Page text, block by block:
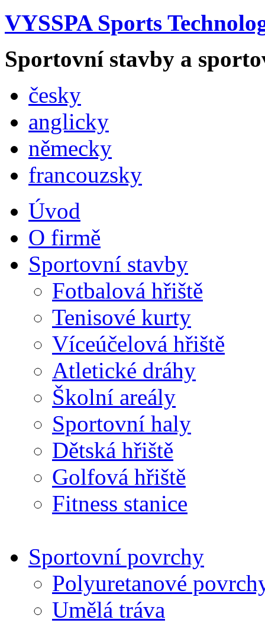
VYSSPA Sports
Sportovní stavby a
česky
anglicky
německy
francouzsky
Úvod
O firmě
Sportovní stavby
Fotbalová hřiště
Tenisové kurty
Víceúčelová hřiště
Atletické dráhy
Školní areály
Sportovní haly
Dětská hřiště
Golfová hřiště
Fitness stanice
Sportovní povrchy
Polyuretanové
Umělá tráva